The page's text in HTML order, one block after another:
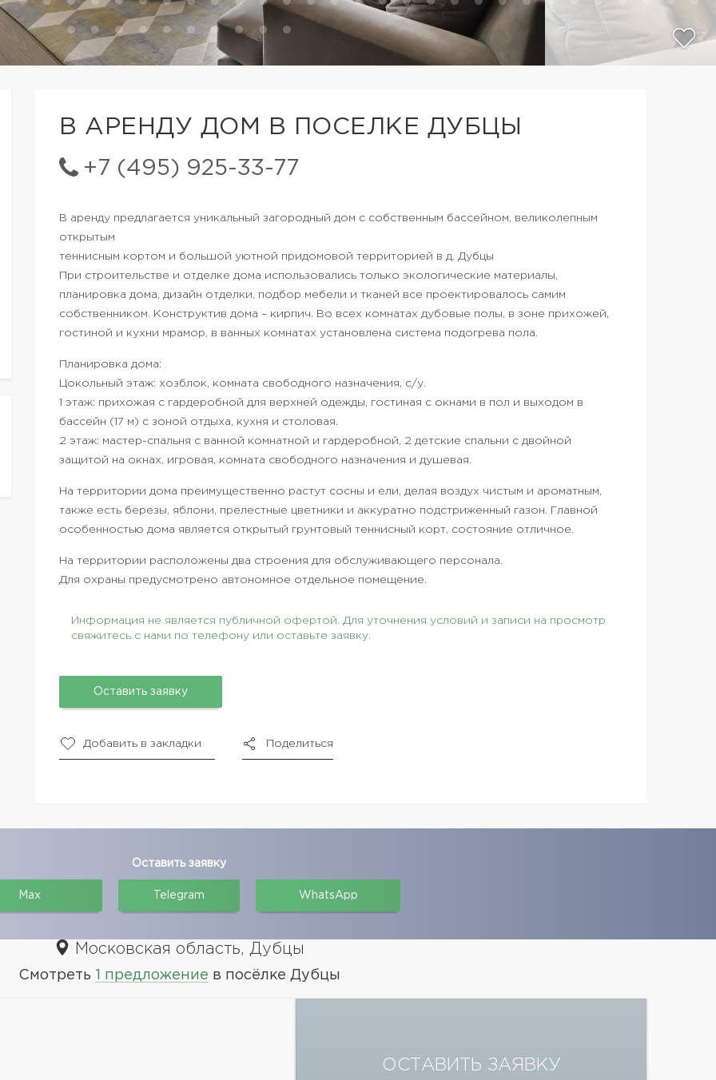
В АРЕНДУ ДОМ В ПОСЕЛКЕ ДУБЦЫ
+7 (495) 925-33-77
В аренду предлагается уникальный загородный дом с собственным бассейном, великолепным
открытым
теннисным кортом и большой уютной придомовой территорией в д. Дубцы
При строительстве и отделке дома использовались только экологические материалы,
планировка дома, дизайн отделки, подбор мебели и тканей все проектировалось самим
собственником. Конструктив дома – кирпич. Во всех комнатах дубовые полы, в зоне прихожей,
гостиной и кухни мрамор, в ванных комнатах установлена система подогрева пола.
Планировка дома:
Цокольный этаж: хозблок, комната свободного назначения, с/у.
1 этаж: прихожая с гардеробной для верхней одежды, гостиная с окнами в пол и выходом в
бассейн (17 м) с зоной отдыха, кухня и столовая.
2 этаж: мастер-спальня с ванной комнатной и гардеробной, 2 детские спальни с двойной
защитой на окнах, игровая, комната свободного назначения и душевая.
На территории дома преимущественно растут сосны и ели, делая воздух чистым и ароматным,
также есть березы, яблони, прелестные цветники и аккуратно подстриженный газон. Главной
особенностью дома является открытый грунтовый теннисный корт, состояние отличное.
На территории расположены два строения для обслуживающего персонала.
Для охраны предусмотрено автономное отдельное помещение.
Информация не является публичной офертой. Для уточнения условий и записи на просмотр
свяжитесь с нами по телефону или оставьте заявку.
Оставить заявку
Добавить в закладки Поделиться
Оставить заявку
Max Telegram WhatsApp
Московская область, Дубцы
Смотреть 1 предложение в посёлке Дубцы
ОСТАВИТЬ ЗАЯВКУ